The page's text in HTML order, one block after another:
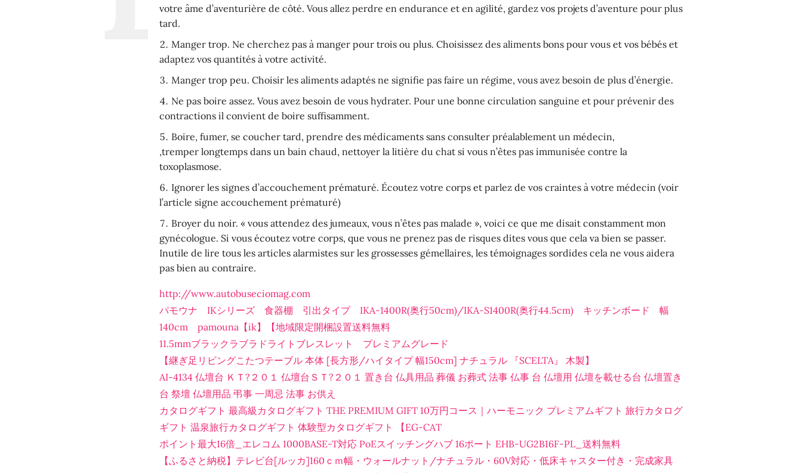
votre âme d’aventurière de côté. Vous allez perdre en endurance et en agilité, gardez vos projets d’aventure pour plus
tard.
Manger trop. Ne cherchez pas à manger pour trois ou plus. Choisissez des aliments bons pour vous et vos bébés et
adaptez vos quantités à votre activité.
Manger trop peu. Choisir les aliments adaptés ne signifie pas faire un régime, vous avez besoin de plus d’énergie.
Ne pas boire assez. Vous avez besoin de vous hydrater. Pour une bonne circulation sanguine et pour prévenir des
contractions il convient de boire suffisamment.
Boire, fumer, se coucher tard, prendre des médicaments sans consulter préalablement un médecin,
,tremper longtemps dans un bain chaud, nettoyer la litière du chat si vous n’êtes pas immunisée contre la
toxoplasmose.
Ignorer les signes d’accouchement prématuré. Écoutez votre corps et parlez de vos craintes à votre médecin (voir
l’article signe accouchement prématuré)
Broyer du noir. « vous attendez des jumeaux, vous n’êtes pas malade », voici ce que me disait constamment mon
gynécologue. Si vous écoutez votre corps, que vous ne prenez pas de risques dites vous que cela va bien se passer.
Inutile de lire tous les articles alarmistes sur les grossesses gémellaires, les témoignages sordides cela ne vous aidera
pas bien au contraire.
http://www.autobuseciomag.com
パモウナ IKシリーズ 食器棚 引出タイプ IKA-1400R(奥行50cm)/IKA-S1400R(奥行44.5cm) キッチンボード 幅
140cm pamouna【ik】【地域限定開梱設置送料無料
11.5mmブラックラブラドライトブレスレット プレミアムグレード
【継ぎ足リビングこたつテーブル 本体 [長方形/ハイタイプ 幅150cm] ナチュラル 『SCELTA』 木製】
AI-4134 仏壇台 ＫＴ?２０１ 仏壇台ＳＴ?２０１ 置き台 仏具用品 葬儀 お葬式 法事 仏事 台 仏壇用 仏壇を載せる台 仏壇置き
台 祭壇 仏壇用品 弔事 一周忌 法事 お供え
カタログギフト 最高級カタログギフト THE PREMIUM GIFT 10万円コース｜ハーモニック プレミアムギフト 旅行カタログ
ギフト 温泉旅行カタログギフト 体験型カタログギフト 【EG-CAT
ポイント最大16倍_エレコム 1000BASE-T対応 PoEスイッチングハブ 16ポート EHB-UG2B16F-PL_送料無料
【ふるさと納税】テレビ台[ルッカ]160ｃｍ幅・ウォールナット/ナチュラル・60V対応・低床キャスター付き・完成家具